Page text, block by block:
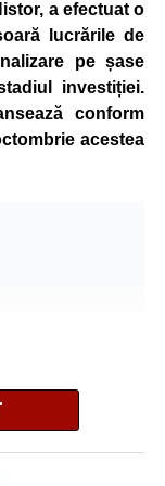
are caracter
actualei situații
care autoritățile
adopte măsuri
de energie,
de
Aprilie, Alunului,
a efectuat o
lucrările de
pe șase
investiției.
conform
acestea